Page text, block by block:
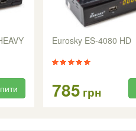
Eurosky ES-4080 HD
785 грн